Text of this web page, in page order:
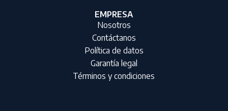
EMPRESA
Nosotros
Contáctanos
Política de datos
Garantía legal
Términos y condiciones